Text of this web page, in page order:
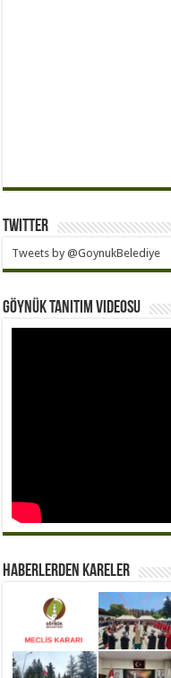
Twitter
Tweets by @GoynukBelediye
Göynük Tanıtım Videosu
Haberlerden Kareler